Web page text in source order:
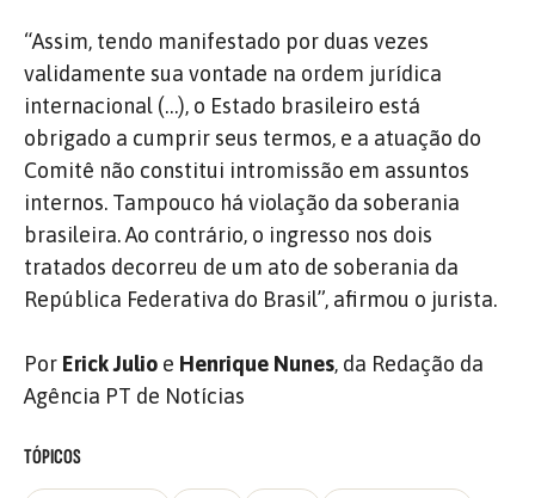
“Assim, tendo manifestado por duas vezes
validamente sua vontade na ordem jurídica
internacional (…), o Estado brasileiro está
obrigado a cumprir seus termos, e a atuação do
Comitê não constitui intromissão em assuntos
internos. Tampouco há violação da soberania
brasileira. Ao contrário, o ingresso nos dois
tratados decorreu de um ato de soberania da
República Federativa do Brasil”, afirmou o jurista.
Por Erick Julio e Henrique Nunes, da Redação da
Agência PT de Notícias
TÓPICOS